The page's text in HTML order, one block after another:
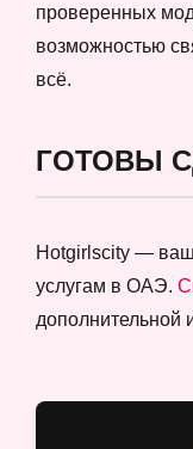
проверенных
возможностью
всё.
ГОТОВЫ
Hotgirlscity — ваш
услугам в ОАЭ.
дополнительной